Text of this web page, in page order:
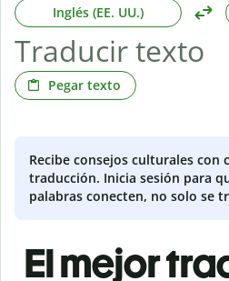
Inglés (EE. UU.)
Pegar texto
Recibe consejos culturales con
traducción. Inicia sesión para
palabras conecten, no solo se
El mejor